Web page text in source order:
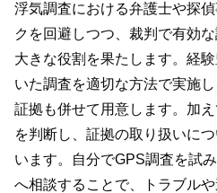
浮気調査における弁護士や探
クを回避しつつ、裁判で有効
大きな役割を果たします。経
いた調査を適切な方法で実施
証拠も併せて用意します。加
を判断し、証拠の取り扱いに
います。自分でGPS調査を試
へ相談することで、トラブル